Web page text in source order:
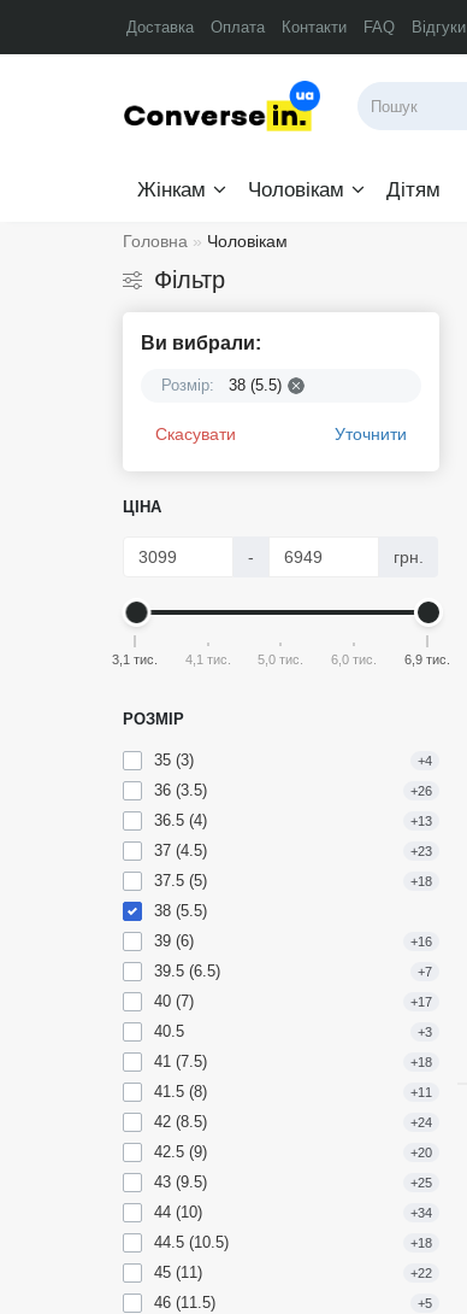
Доставка Оплата Контакти FAQ Відгуки
Жінкам Чоловікам Дітям
Головна Чоловікам
Фільтр
Ви вибрали:
Розмір: 38 (5.5)
Скасувати Уточнити
ЦІНА
- грн.
3,1 тис. 4,1 тис. 5,0 тис. 6,0 тис. 6,9 тис.
РОЗМІР
35 (3) +4
36 (3.5) +26
36.5 (4) +13
37 (4.5) +23
37.5 (5) +18
38 (5.5)
39 (6)
+16
39.5 (6.5) +7
40 (7) +17
40.5 +3
41 (7.5) +18
41.5 (8) +11
42 (8.5) +24
42.5 (9) +20
43 (9.5) +25
44 (10) +34
44.5 (10.5) +18
45 (11) +22
46 (11.5) +5
Кеди Converse All Star Hi Black
M9160C
2 890грн.